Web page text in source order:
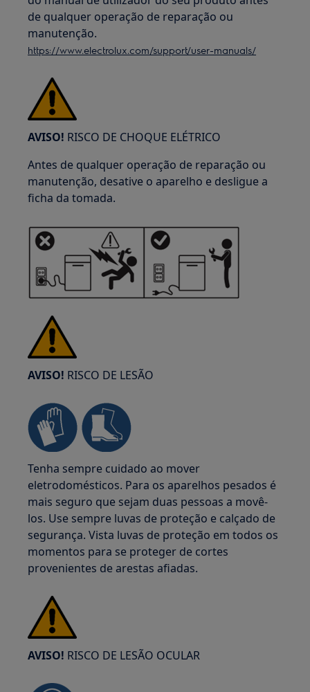
de qualquer operação de reparação ou
manutenção.
https://www.electrolux.com/support/user-manuals/
AVISO! RISCO DE CHOQUE ELÉTRICO
Antes de qualquer operação de reparação ou
manutenção, desative o aparelho e desligue a
ficha da tomada.
AVISO! RISCO DE LESÃO
Tenha sempre cuidado ao mover
eletrodomésticos. Para os aparelhos pesados é
mais seguro que sejam duas pessoas a movê-
los. Use sempre luvas de proteção e calçado de
segurança. Vista luvas de proteção em todos os
momentos para se proteger de cortes
provenientes de arestas afiadas.
AVISO! RISCO DE LESÃO OCULAR